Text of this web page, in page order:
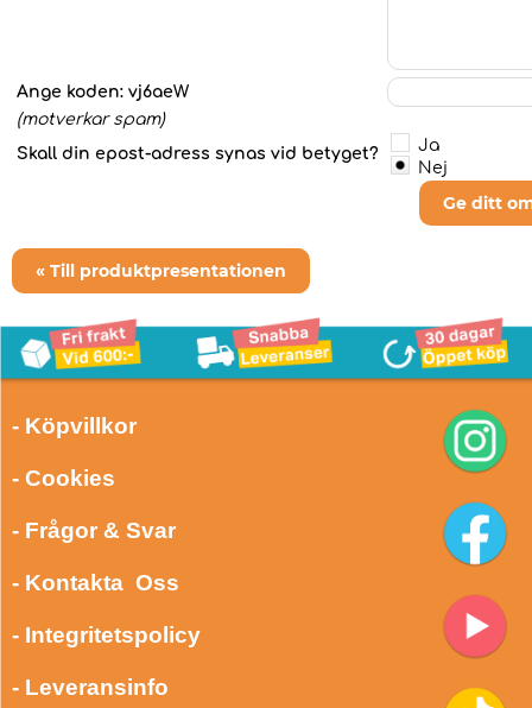
Ange koden: vj6aeW
(motverkar spam)
Skall din epost-adress synas vid betyget?
Ja
Nej
Ge ditt
« Till produktpresentationen
- Köpvillkor
- Cookies
- Frågor & Svar
- Kontakta Oss
- Integritetspolicy
- Leveransinfo